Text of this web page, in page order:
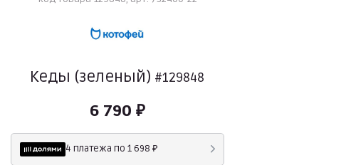
Кеды (зеленый) #129848
6 790 ₽
4 платежа по 1 698 ₽